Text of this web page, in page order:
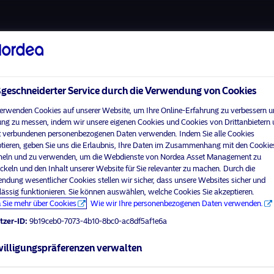
visit
Anlegerprofil aus
Über uns
Home
Über uns
Fonds
Verantwortungsbewusste
Investments
News
Nutzungsbedingungen
Datenschutzerklärung
Cookie-Richtlinien
Zugänglichkeit
Sitemap
Service durch die Verwendung von Cookies
Cookies auf unserer Website, um Ihre Online-Erfahrung zu verbessern
zu messen, indem wir unsere eigenen Cookies und Cookies von Drittanbietern
personenbezogenen Daten verwenden. Indem Sie alle Cookies
geben Sie uns die Erlaubnis, Ihre Daten im Zusammenhang mit den
und zu verwenden, um die Webdienste von Nordea Asset Management zu
und den Inhalt unserer Website für Sie relevanter zu machen. Durch die
wesentlicher Cookies stellen wir sicher, dass unsere Websites sicher und
funktionieren. Sie können auswählen, welche Cookies Sie akzeptieren.
Sie mehr über Cookies
Wie wir Ihre personenbezogenen Daten verwenden.
ID: 9b19ceb0-7073-4b10-8bc0-ac8df5af1e6a
verwalten